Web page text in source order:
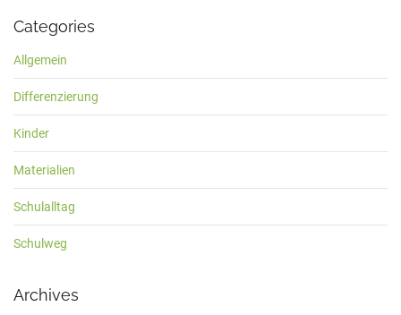
Categories
Allgemein
Differenzierung
Kinder
Materialien
Schulalltag
Schulweg
Archives